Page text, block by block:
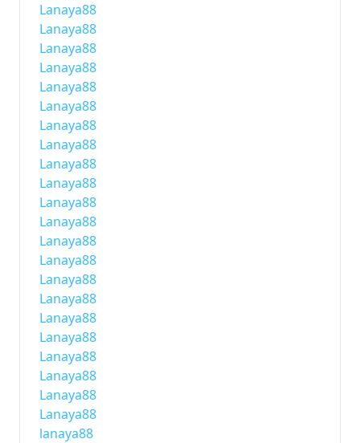
Lanaya88
Lanaya88
Lanaya88
Lanaya88
Lanaya88
Lanaya88
Lanaya88
Lanaya88
Lanaya88
Lanaya88
Lanaya88
Lanaya88
Lanaya88
Lanaya88
Lanaya88
Lanaya88
Lanaya88
Lanaya88
Lanaya88
Lanaya88
Lanaya88
Lanaya88
lanaya88